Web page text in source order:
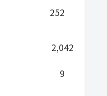
252
2,042
9